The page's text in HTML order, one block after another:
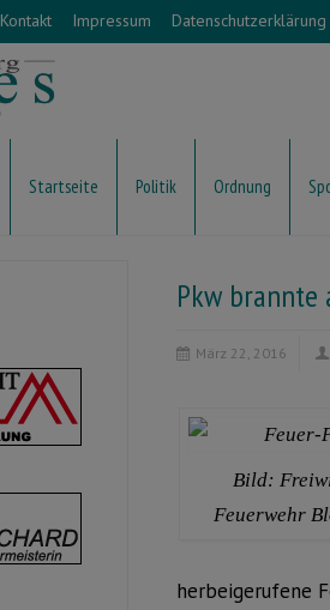
Kontakt Impressum Datenschutzerklärung
Startseite Politik Ordnung
Pkw brannte
März 22, 2016
Bild:
Feuerwehr
herbeigerufene